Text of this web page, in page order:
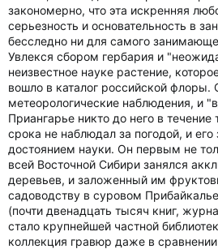
закономерно, что эта искренняя
серьезность и основательность в
бесследно ни для самого
Увлекся сбором гербария и
неизвестное науке растение,
вошло в каталог российской флоры.
метеорологические наблюдения, и
Приангарье никто до него в течение
срока не наблюдал за погодой, и
достоянием науки. Он первым не
всей Восточной Сибири занялся
деревьев, и заложенный им
садоводству в суровом
(почти двенадцать тысяч книг,
стало крупнейшей частной
коллекция гравюр даже в